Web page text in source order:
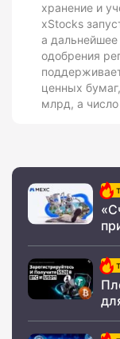
хранение и
xStocks
а дальнейшее
одобрения
ценных
млрд, а